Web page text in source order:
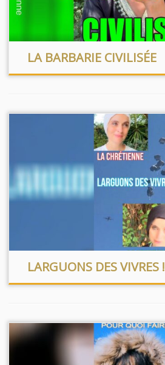
LA BARBARIE CIVILISÉE
LARGUONS DES VIVRES !